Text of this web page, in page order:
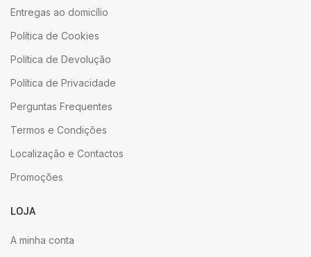
Entregas ao domicílio
Política de Cookies
Política de Devolução
Política de Privacidade
Perguntas Frequentes
Termos e Condições
Localização e Contactos
Promoções
LOJA
A minha conta